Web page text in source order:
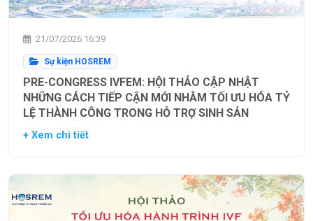
21/07/2026 16:39
Sự kiện HOSREM
PRE-CONGRESS IVFEM: HỘI THẢO CẬP NHẬT
NHỮNG CÁCH TIẾP CẬN MỚI NHẰM TỐI ƯU HÓA TỶ
LỆ THÀNH CÔNG TRONG HỖ TRỢ SINH SẢN
+ Xem chi tiết